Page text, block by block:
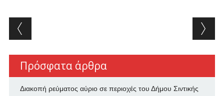
Post navigation
Πρόσφατα άρθρα
Διακοπή ρεύματος αύριο σε περιοχές του Δήμου Σιντικής